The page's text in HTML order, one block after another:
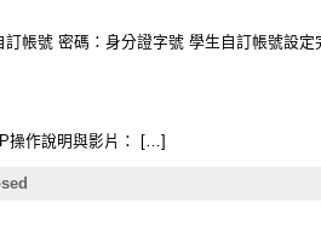
帳號 密碼：身分證字號 學生自訂帳號設
操作說明與影片： […]